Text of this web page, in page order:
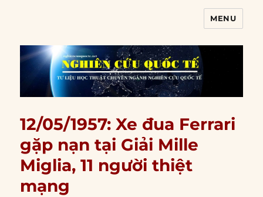
MENU
12/05/1957: Xe đua Ferrari
gặp nạn tại Giải Mille
Miglia, 11 người thiệt
mạng